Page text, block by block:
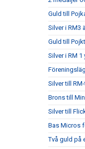
Guld till
Silver i RM3
Guld till
Silver i RM 1
Silver till
Brons till
Silver till
Bas Micros
Två guld på